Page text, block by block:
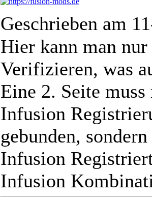
Geschrieben am
Hier kann man
Verifizieren, was
Eine 2. Seite
Infusion
gebunden,
Infusion
Infusion